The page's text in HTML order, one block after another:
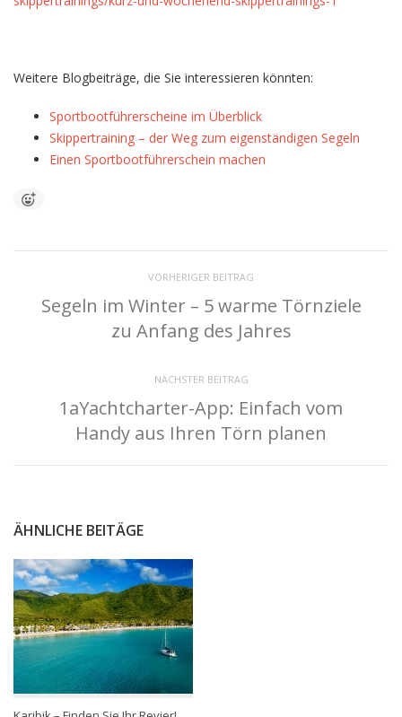
Weitere Blogbeiträge, die Sie interessieren könnten:
Sportbootführerscheine im Überblick
Skippertraining – der Weg zum eigenständigen Segeln
Einen Sportbootführerschein machen
VORHERIGER BEITRAG
Segeln im Winter – 5 warme Törnziele
zu Anfang des Jahres
NÄCHSTER BEITRAG
1aYachtcharter-App: Einfach vom
Handy aus Ihren Törn planen
ÄHNLICHE BEITÄGE